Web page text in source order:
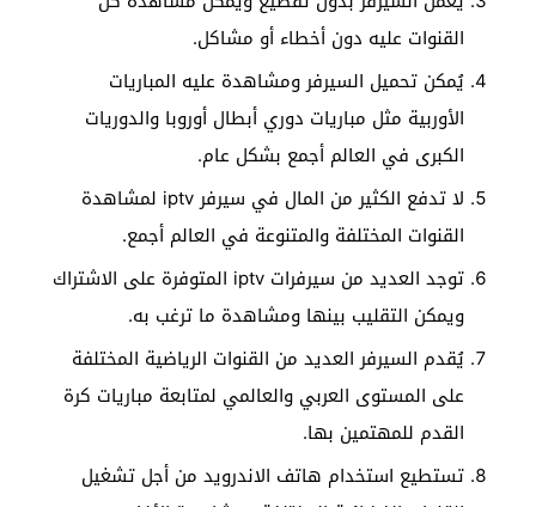
القنوات عليه دون أخطاء أو مشاكل.
يُمكن تحميل السيرفر ومشاهدة عليه المباريات
الأوربية مثل مباريات دوري أبطال أوروبا والدوريات
الكبرى في العالم أجمع بشكل عام.
لا تدفع الكثير من المال في سيرفر iptv لمشاهدة
القنوات المختلفة والمتنوعة في العالم أجمع.
توجد العديد من سيرفرات iptv المتوفرة على الاشتراك
ويمكن التقليب بينها ومشاهدة ما ترغب به.
يُقدم السيرفر العديد من القنوات الرياضية المختلفة
على المستوى العربي والعالمي لمتابعة مباريات كرة
القدم للمهتمين بها.
تستطيع استخدام هاتف الاندرويد من أجل تشغيل